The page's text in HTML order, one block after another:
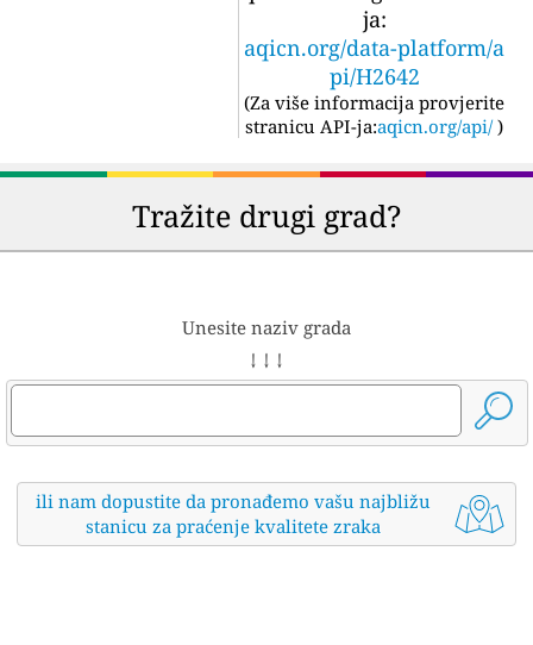
ja:
aqicn.org/data-platform/a
pi/H2642
(Za više informacija provjerite
stranicu API-ja:aqicn.org/api/ )
Tražite drugi grad?
Unesite naziv grada
↓ ↓ ↓
ili nam dopustite da pronađemo vašu najbližu
stanicu za praćenje kvalitete zraka